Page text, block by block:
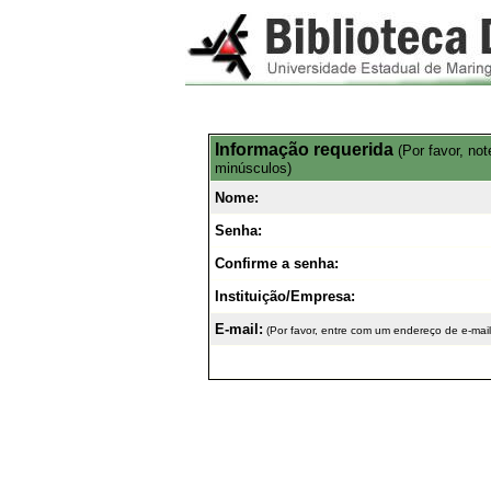
Informação requerida (Por favor,
minúsculos)
Nome:
Senha:
Confirme a senha:
Instituição/Empresa:
E-mail: (Por favor, entre com um endereço de e-